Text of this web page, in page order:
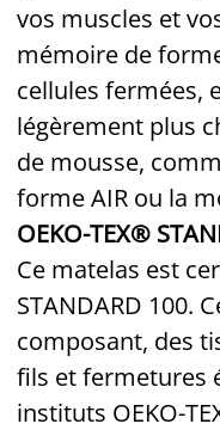
vos muscles et
mémoire de
cellules fermées,
légèrement plus
de mousse,
forme AIR ou la
OEKO-TEX®
Ce matelas est
STANDARD 100.
composant, des
fils et fermetures
instituts OEKO-